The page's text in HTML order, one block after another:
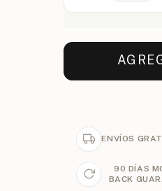
ENVÍOS
90 DÍAS
BACK